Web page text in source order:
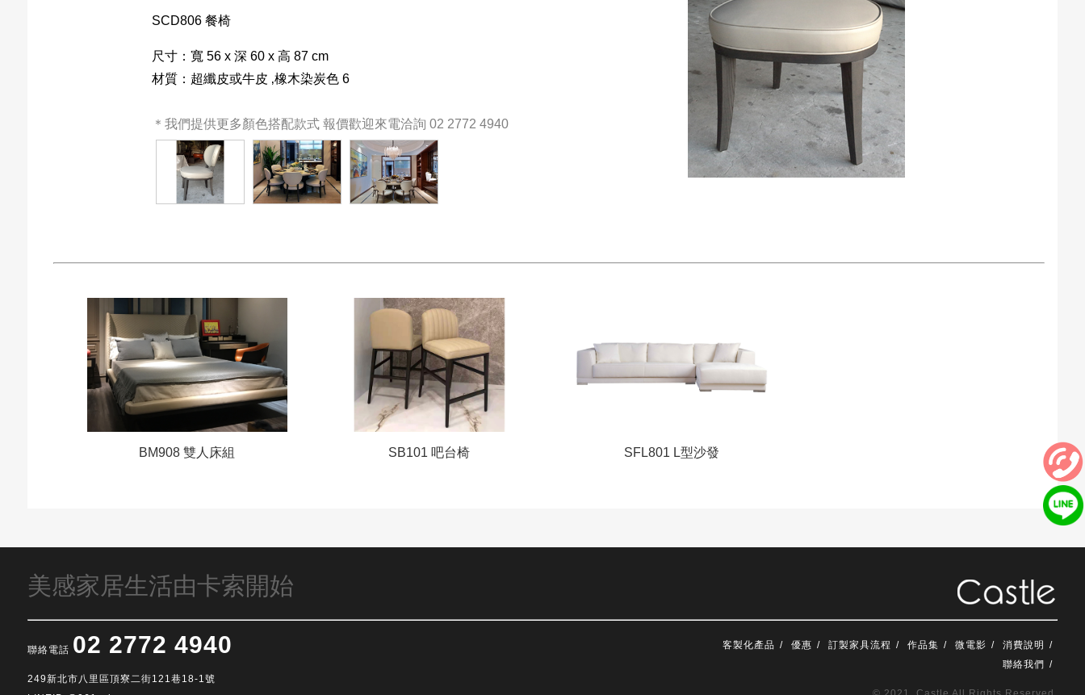
SCD806 餐椅
尺寸：寬 56 x 深 60 x 高 87 cm
材質：超纖皮或牛皮 ‚橡木染炭色 6
＊我們提供更多顏色搭配款式 報價歡迎來電洽詢 02 2772 4940
BM908 雙人床組 SB101 吧台椅 SFL801 L型沙發
美感家居生活由卡索開始
聯絡電話 02 2772 4940
249新北市八里區頂寮二街121巷18-1號
客製化產品 優惠 訂製家具流程 作品集 微電影
消費說明
聯絡我們